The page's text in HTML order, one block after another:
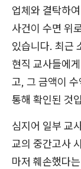
업체와 결탁하
사건이 수면 위
있습니다. 최근
현직 교사들에
고, 그 금액이
통해 확인된 것
심지어 일부 교
교의 중간고사
마저 훼손했다